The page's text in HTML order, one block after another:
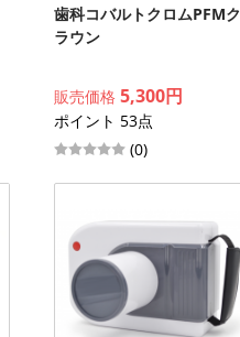
歯科コバルトクロムPFMク
ラウン
販売価格 5,300円
ポイント 53点
(0)